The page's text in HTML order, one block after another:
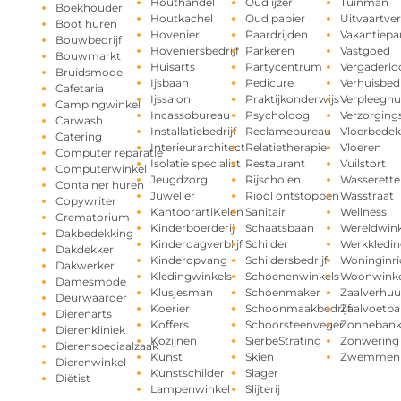
Boekhouder
Boot huren
Bouwbedrijf
Bouwmarkt
Bruidsmode
Cafetaria
Campingwinkel
Carwash
Catering
Computer reparatie
Computerwinkel
Container huren
Copywriter
Crematorium
Dakbedekking
Dakdekker
Dakwerker
Damesmode
Deurwaarder
Dierenarts
Dierenkliniek
Dierenspeciaalzaak
Dierenwinkel
Diëtist
Houtkachel
Hovenier
Hoveniersbedrijf
Huisarts
Ijsbaan
Ijssalon
Incassobureau
Installatiebedrijf
Interieurarchitect
Isolatie specialist
Jeugdzorg
Juwelier
KantoorartiKelen
Kinderboerderij
Kinderdagverblijf
Kinderopvang
Kledingwinkels
Klusjesman
Koerier
Koffers
Kozijnen
Kunst
Kunstschilder
Lampenwinkel
Oud papier
Paardrijden
Parkeren
Partycentrum
Pedicure
Praktijkonderwijs
Psycholoog
Reclamebureau
Relatietherapie
Restaurant
Rijscholen
Riool ontstoppen
Sanitair
Schaatsbaan
Schilder
Schildersbedrijf
Schoenenwinkels
Schoenmaker
Schoonmaakbedrijf
Schoorsteenveger
SierbeStrating
Skien
Slager
Slijterij
Vastgoed
Vloeren
Vuilstort
Wasserette
Wasstraat
Wellness
Zonnebank
Zonwering
Zwemmen